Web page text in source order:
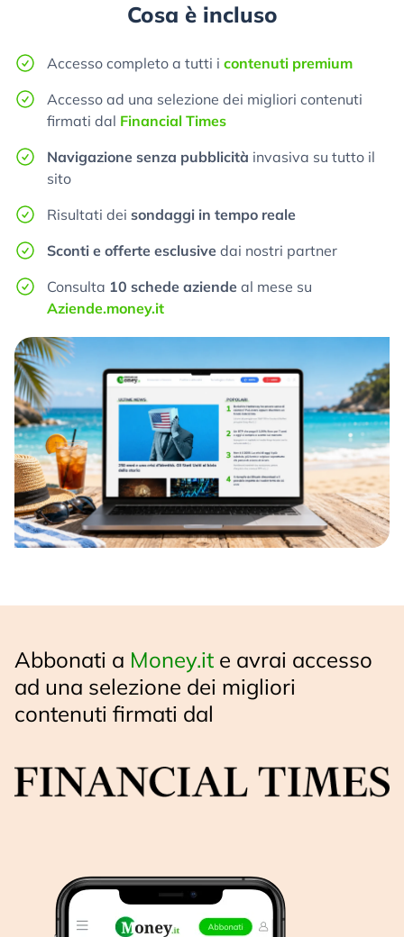
Cosa è incluso
Accesso completo a tutti i contenuti premium
Accesso ad una selezione dei migliori contenuti
firmati dal Financial Times
Navigazione senza pubblicità invasiva su tutto il
sito
Risultati dei sondaggi in tempo reale
Sconti e offerte esclusive dai nostri partner
Consulta 10 schede aziende al mese su
Aziende.money.it
Abbonati a Money.it e avrai accesso
ad una selezione dei migliori
contenuti firmati dal